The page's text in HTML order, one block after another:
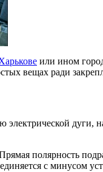
или ином
вещах ради
дуги,
полярность
с минусом